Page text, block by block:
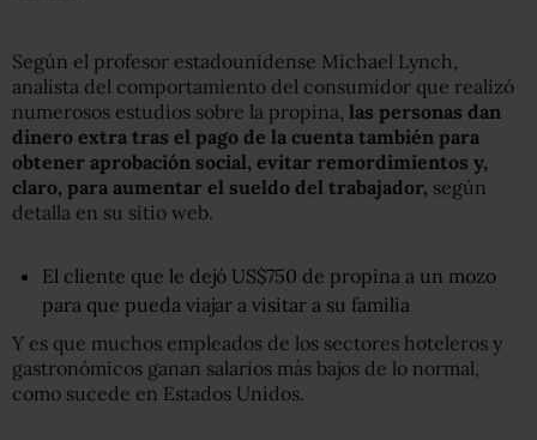
Según el profesor estadounidense Michael Lynch,
analista del comportamiento del consumidor que realizó
numerosos estudios sobre la propina, las personas dan
dinero extra tras el pago de la cuenta también para
obtener aprobación social, evitar remordimientos y,
claro, para aumentar el sueldo del trabajador, según
detalla en su sitio web.
El cliente que le dejó US$750 de propina a un mozo
para que pueda viajar a visitar a su familia
Y es que muchos empleados de los sectores hoteleros y
gastronómicos ganan salarios más bajos de lo normal,
como sucede en Estados Unidos.